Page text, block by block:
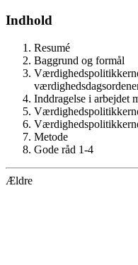
Indhold
Resumé
Baggrund og formål
Inddragelse i arbejdet
Metode
Gode råd 1-4
Ældre